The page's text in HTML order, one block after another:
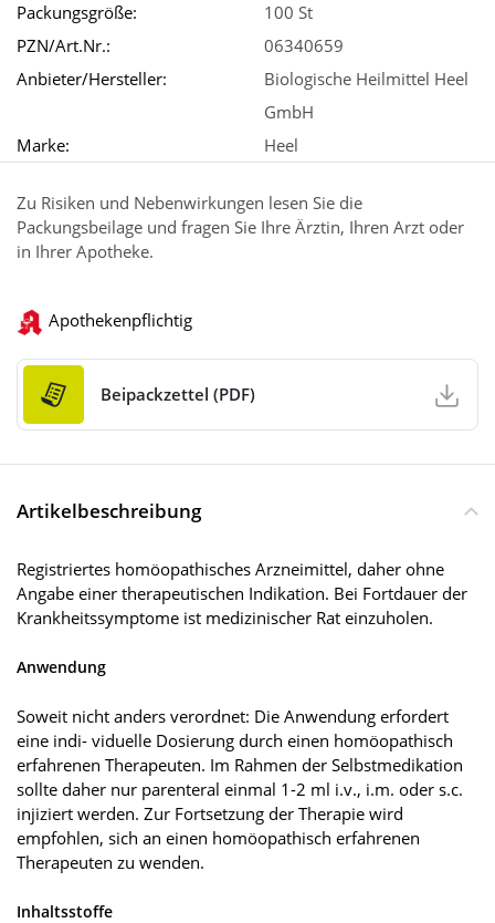
Packungsgröße:
100 St
PZN/Art.Nr.:
06340659
Anbieter/Hersteller:
Biologische Heilmittel Heel
GmbH
Marke:
Heel
Zu Risiken und Nebenwirkungen lesen Sie die
Packungsbeilage und fragen Sie Ihre Ärztin, Ihren Arzt oder
in Ihrer Apotheke.
Apothekenpflichtig
Beipackzettel (PDF)
Artikelbeschreibung
Registriertes homöopathisches Arzneimittel, daher ohne
Angabe einer therapeutischen Indikation. Bei Fortdauer der
Krankheitssymptome ist medizinischer Rat einzuholen.
Anwendung
Soweit nicht anders verordnet: Die Anwendung erfordert
eine indi- viduelle Dosierung durch einen homöopathisch
erfahrenen Therapeuten. Im Rahmen der Selbstmedikation
sollte daher nur parenteral einmal 1-2 ml i.v., i.m. oder s.c.
injiziert werden. Zur Fortsetzung der Therapie wird
empfohlen, sich an einen homöopathisch erfahrenen
Therapeuten zu wenden.
Inhaltsstoffe